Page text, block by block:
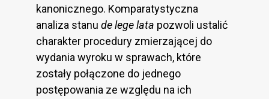
kanonicznego. Komparatystyczna
analiza stanu de lege lata pozwoli ustalić
charakter procedury zmierzającej do
wydania wyroku w sprawach, które
zostały połączone do jednego
postępowania ze względu na ich